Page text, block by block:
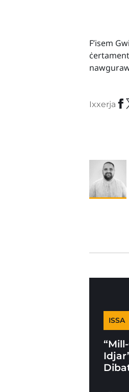
F’isem
Ixxerja
ISSA